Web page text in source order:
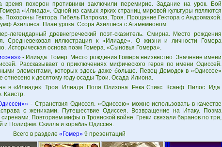
похорон противники заключили перемирие. Задание на урок. Бой
«Илиада». Одной из самых ярких страниц мировой культуры являются
Похороны Гектора. Гибель Патрокла. Троя. Прощание Гектора с Андромахой.
Ахиллеса. План урока. Ссора Ахиллеса с Агамемноном.
легендарный древнегреческий поэт-сказитель. Смирна. Место рождения
Средневековая иллюстрация к «Илиаде». О жизни и личности Гомера
Историческая основа поэм Гомера. «Сыновья Гомера».
- Илиада. Гомер. Место рождения Гомера неизвестно. Значение имени
Рассказывает о приключениях мифического героя по имени Одиссей.
элементами, которых здесь даже больше. Певец Демодок в «Одиссее»
отнесено к десятому году осады Трои. Осада Илиона.
в «Илиаде». Троя. Илиада. Поля Олизона. Река Стикс. Ксанф. Пилос. Ида.
Каистр.
- Странствия Одиссея. «Одиссею» можно использовать в качестве
с женихами. Путешествие Одиссея. Возвращение на Итаку. Поэма
Повторяем мифы о Троянской войне. Греки связали баранов по три,
и Полифем. Скилла и корабль Одиссея.
Всего в разделе «Гомер» 9 презентаций